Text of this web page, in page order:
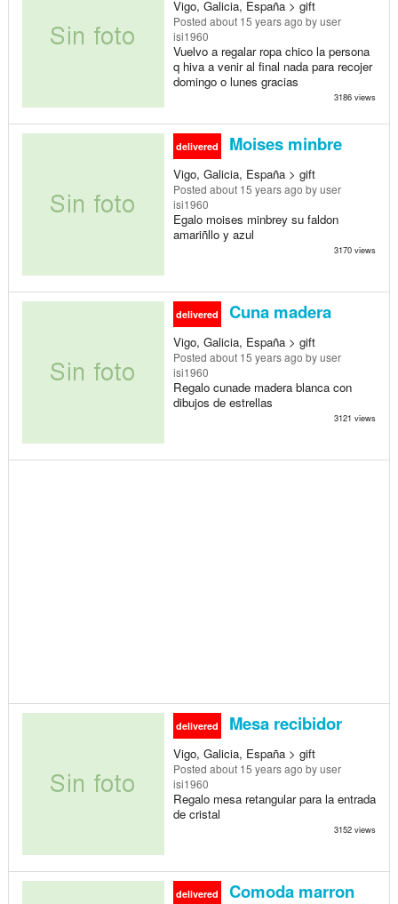
Vigo, Galicia, España > gift
Posted about 15 years ago by user
isi1960
Vuelvo a regalar ropa chico la persona
q hiva a venir al final nada para recojer
domingo o lunes gracias
3186 views
delivered Moises minbre
Vigo, Galicia, España > gift
Posted about 15 years ago by user
isi1960
Egalo moises minbrey su faldon
amariñllo y azul
3170 views
delivered Cuna madera
Vigo, Galicia, España > gift
Posted about 15 years ago by user
isi1960
Regalo cunade madera blanca con
dibujos de estrellas
3121 views
delivered Mesa recibidor
Vigo, Galicia, España > gift
Posted about 15 years ago by user
isi1960
Regalo mesa retangular para la entrada
de cristal
3152 views
delivered Comoda marron